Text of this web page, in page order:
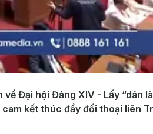
Đại hội Đảng XIV - Lấy “dân
kết thúc đẩy đối thoại liên